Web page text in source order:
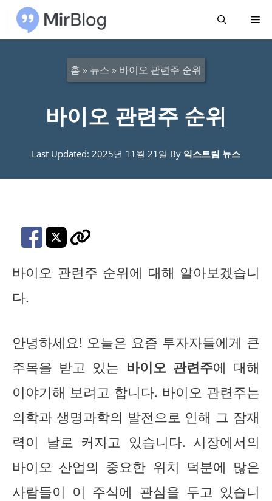
메
홈 » 뉴스 » 바이오 관련주 순위
바이오 관련주 순위
Last Updated: 2025년 11월 21일 By 익스트림 뉴스
바이오 관련주 순위에 대해 알아보겠습니
다.
안녕하세요! 오늘은 요즘 투자자들에게 큰
주목을 받고 있는 바이오 관련주에 대해
이야기해 보려고 합니다. 바이오 관련주는
의학과 생명과학의 발전으로 인해 그 잠재
력이 날로 커지고 있습니다. 시장에서의
바이오 산업의 중요한 위치 덕분에 많은
사람들이 이 주식에 관심을 두고 있습니